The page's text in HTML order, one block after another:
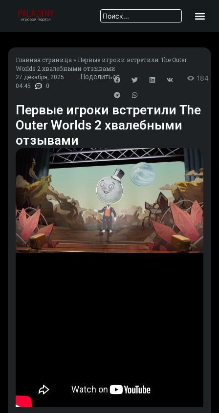
Главная страница » Первые игроки встретили The Outer
Worlds 2 хвалебными отзывами
27 декабря, 2025
04:45
0
Поделиться 184
Первые игроки встретили The
Outer Worlds 2 хвалебными
отзывами